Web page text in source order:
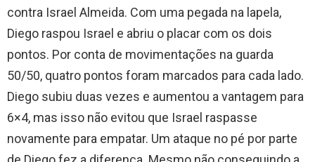
contra Israel Almeida. Com uma pegada na lapela,
Diego raspou Israel e abriu o placar com os dois
pontos. Por conta de movimentações na guarda
50/50, quatro pontos foram marcados para cada lado.
Diego subiu duas vezes e aumentou a vantagem para
6×4, mas isso não evitou que Israel raspasse
novamente para empatar. Um ataque no pé por parte